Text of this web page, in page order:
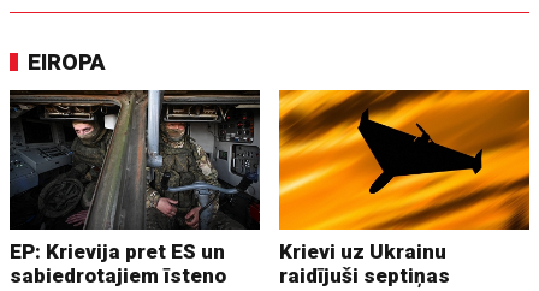
EIROPA
EP: Krievija pret ES un
sabiedrotajiem īsteno
Krievi uz Ukrainu
raidījuši septiņas